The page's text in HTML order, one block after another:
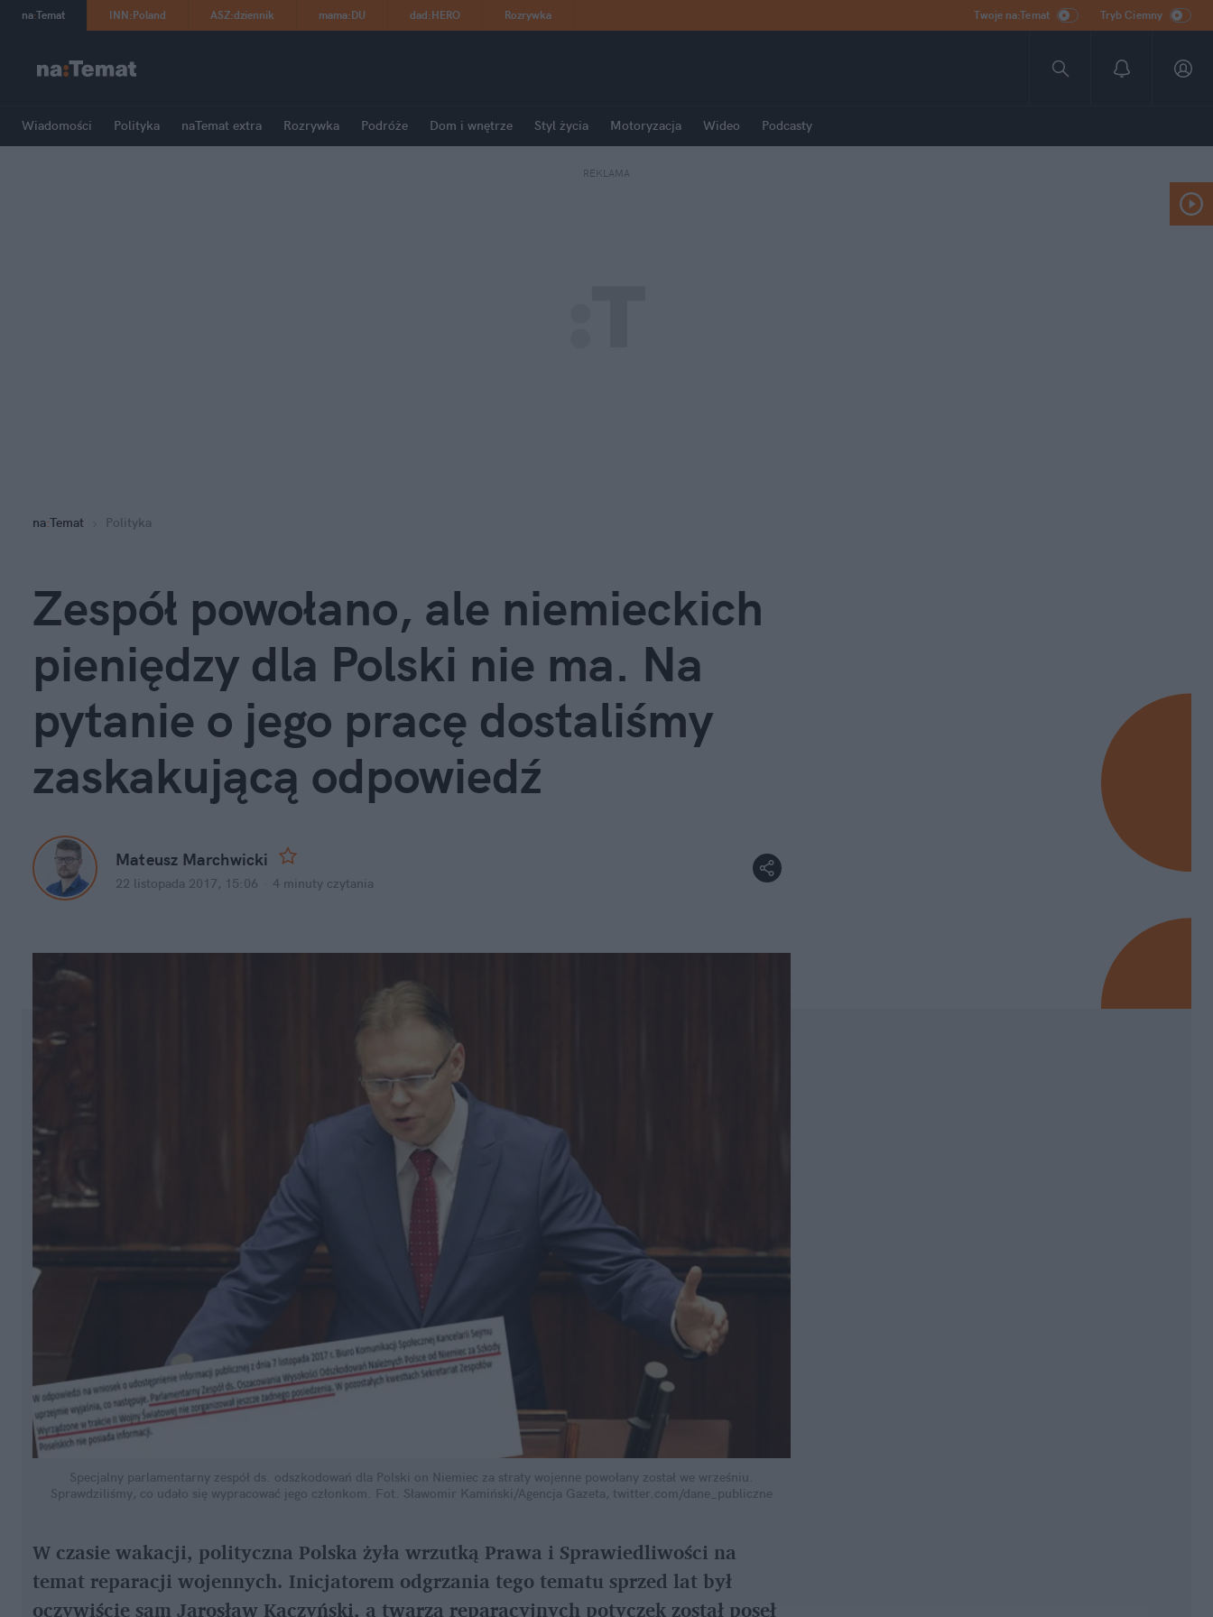
na:Temat INN:Poland ASZ:dziennik mama:DU dad:HERO Rozrywka Twoje na:Temat Tryb Ciemny
Wiadomości Polityka naTemat extra Rozrywka Podróże Dom i wnętrze Styl życia Motoryzacja Wideo Podcasty
REKLAMA
na:Temat Polityka
Zespół powołano, ale niemieckich
pieniędzy dla Polski nie ma. Na
pytanie o jego pracę dostaliśmy
zaskakującą odpowiedź
Mateusz Marchwicki
22 listopada 2017, 15:06 4 minuty czytania
Specjalny parlamentarny zespół ds. odszkodowań dla Polski on Niemiec za straty wojenne powołany został we wrześniu.
Sprawdziliśmy, co udało się wypracować jego członkom. Fot. Sławomir Kamiński/Agencja Gazeta, twitter.com/dane_publiczne
W czasie wakacji, polityczna Polska żyła wrzutką Prawa i Sprawiedliwości na
temat reparacji wojennych. Inicjatorem odgrzania tego tematu sprzed lat był
oczywiście sam Jarosław Kaczyński, a twarzą reparacyjnych potyczek został poseł